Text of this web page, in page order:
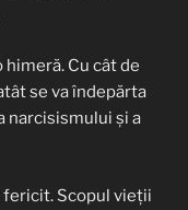
Cu cât de
se va îndepărta
narcisismului și a
fericit. Scopul vieții